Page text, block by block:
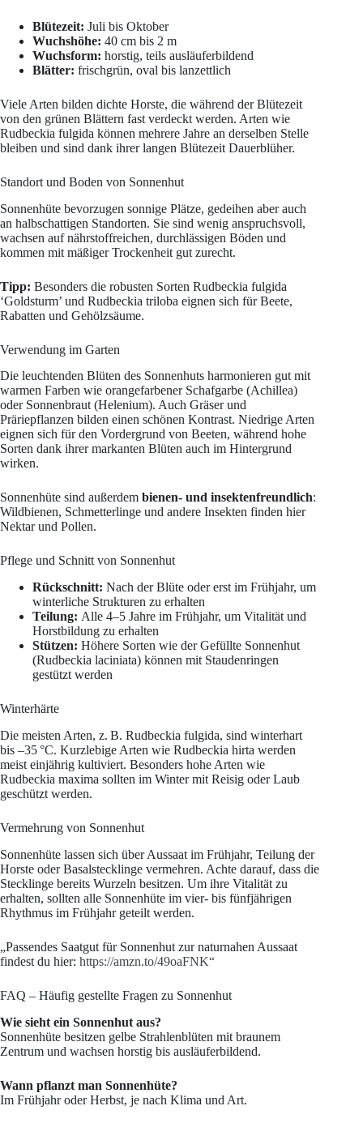
Blütezeit: Juli bis Oktober
Wuchshöhe: 40 cm bis 2 m
Wuchsform: horstig, teils ausläuferbildend
Blätter: frischgrün, oval bis lanzettlich
Viele Arten bilden dichte Horste, die während der Blütezeit
von den grünen Blättern fast verdeckt werden. Arten wie
Rudbeckia fulgida können mehrere Jahre an derselben Stelle
bleiben und sind dank ihrer langen Blütezeit Dauerblüher.
Standort und Boden von Sonnenhut
Sonnenhüte bevorzugen sonnige Plätze, gedeihen aber auch
an halbschattigen Standorten. Sie sind wenig anspruchsvoll,
wachsen auf nährstoffreichen, durchlässigen Böden und
kommen mit mäßiger Trockenheit gut zurecht.
Tipp: Besonders die robusten Sorten Rudbeckia fulgida
‘Goldsturm’ und Rudbeckia triloba eignen sich für Beete,
Rabatten und Gehölzsäume.
Verwendung im Garten
Die leuchtenden Blüten des Sonnenhuts harmonieren gut mit
warmen Farben wie orangefarbener Schafgarbe (Achillea)
oder Sonnenbraut (Helenium). Auch Gräser und
Präriepflanzen bilden einen schönen Kontrast. Niedrige Arten
eignen sich für den Vordergrund von Beeten, während hohe
Sorten dank ihrer markanten Blüten auch im Hintergrund
wirken.
Sonnenhüte sind außerdem bienen- und insektenfreundlich:
Wildbienen, Schmetterlinge und andere Insekten finden hier
Nektar und Pollen.
Pflege und Schnitt von Sonnenhut
Rückschnitt: Nach der Blüte oder erst im Frühjahr, um
winterliche Strukturen zu erhalten
Teilung: Alle 4–5 Jahre im Frühjahr, um Vitalität und
Horstbildung zu erhalten
Stützen: Höhere Sorten wie der Gefüllte Sonnenhut
(Rudbeckia laciniata) können mit Staudenringen
gestützt werden
Winterhärte
Die meisten Arten, z. B. Rudbeckia fulgida, sind winterhart
bis –35 °C. Kurzlebige Arten wie Rudbeckia hirta werden
meist einjährig kultiviert. Besonders hohe Arten wie
Rudbeckia maxima sollten im Winter mit Reisig oder Laub
geschützt werden.
Vermehrung von Sonnenhut
Sonnenhüte lassen sich über Aussaat im Frühjahr, Teilung der
Horste oder Basalstecklinge vermehren. Achte darauf, dass die
Stecklinge bereits Wurzeln besitzen. Um ihre Vitalität zu
erhalten, sollten alle Sonnenhüte im vier- bis fünfjährigen
Rhythmus im Frühjahr geteilt werden.
„Passendes Saatgut für Sonnenhut zur naturnahen Aussaat
findest du hier: https://amzn.to/49oaFNK“
FAQ – Häufig gestellte Fragen zu Sonnenhut
Wie sieht ein Sonnenhut aus?
Sonnenhüte besitzen gelbe Strahlenblüten mit braunem
Zentrum und wachsen horstig bis ausläuferbildend.
Wann pflanzt man Sonnenhüte?
Im Frühjahr oder Herbst, je nach Klima und Art.